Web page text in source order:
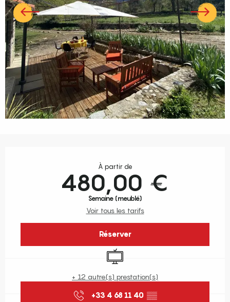
À partir de
480,00 €
Semaine (meublé)
Voir tous les tarifs
Réserver
Télévision
+ 12 autre(s) prestation(s)
+33 4 68 11 40 ▒▒